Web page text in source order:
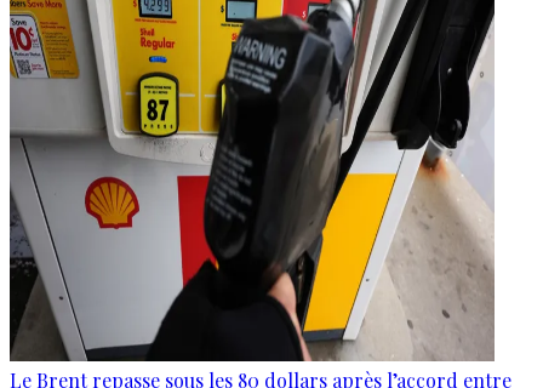
Le Brent repasse sous les 80 dollars après l’accord entre